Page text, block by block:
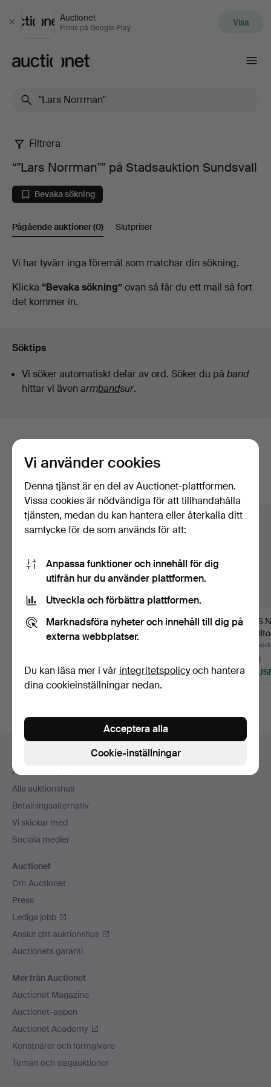
Stäng
Auctionet
Finns på Google Play Visa
“"Lars
Norrman"”
på
Stadsauktion
Sundsvall
Filtrera
“"Lars Norrman"” på Stadsauktion Sundsvall
Bevaka sökning
Pågående auktioner(0) Slutpriser
Pågående
auktioner
Vi har tyvärr inga föremål som matchar din sökning.
Klicka “Bevaka sökning”ovan så får du ett mail så fort
det kommer in.
Söktips
Vi söker automatiskt delar av ord. Söker du på band
hittar vi även armbandsur.
Här är föremål från vårt arkiv som
matchar din sökning
Visa alla föremål
AFFISCH, Lars
Norrman, signerad.
85 USD
LARS NORRMAN.
Färglitografi, signera
74 USD
LARS
och n…
11 bud
106
Sidfotsnavigation
Kontakta support
Alla auktionshus
Betalningsalternativ
Vi skickar med
Sociala medier
Auctionet
Om Auctionet
Press
Lediga jobb
Anslut ditt auktionshus
Auctionets garanti
Mer från Auctionet
Auctionet Magazine
Auctionet-appen
Auctionet Academy
Konstnärer och formgivare
Teman och slagauktioner
Vi använder cookies
Denna tjänst är en del av Auctionet-plattformen.
Vissa cookies är nödvändiga för att tillhandahålla
tjänsten, medan du kan hantera eller återkalla ditt
samtycke för de som används för att:
Anpassa funktioner och innehåll för dig
utifrån hur du använder plattformen.
Utveckla och förbättra plattformen.
Marknadsföra nyheter och innehåll till dig på
externa webbplatser.
Du kan läsa mer i vår integritetspolicyoch hantera
dina cookieinställningar nedan.
Cookie-inställningar
Acceptera alla